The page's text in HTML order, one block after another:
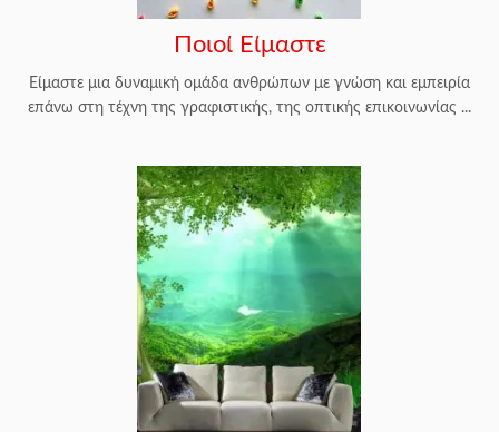
Ποιοί Είμαστε
Είμαστε μια δυναμική ομάδα ανθρώπων με γνώση και εμπειρία
επάνω στη τέχνη της γραφιστικής, της οπτικής επικοινωνίας ...